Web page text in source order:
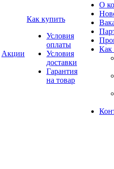
Акции
Как купить
Условия
оплаты
Условия
доставки
Гарантия
на товар
О
Как